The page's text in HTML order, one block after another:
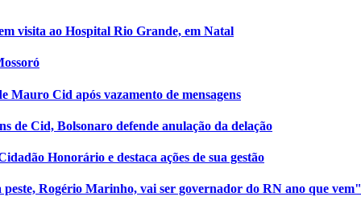
visita ao Hospital Rio Grande, em Natal
Mauro Cid após vazamento de mensagens
de Cid, Bolsonaro defende anulação da delação
Honorário e destaca ações de sua gestão
Rogério Marinho, vai ser governador do RN ano que vem"